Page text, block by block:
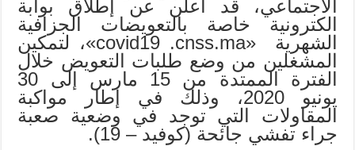
الاجتماعي، قد أعلن عن إطلاق بوابة
الكترونية خاصة بالتعويضات الجزافية
الشهرية «covid19 .cnss.ma»، لتمكين
المشغلين من وضع طلبات التعويض خلال
الفترة الممتدة من 15 مارس إلى 30
يونيو 2020، وذلك في إطار مواكبة
المقاولات التي توجد في وضعية صعبة
جراء تفشي جائحة (كوفيد – 19).